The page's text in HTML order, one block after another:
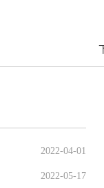
2022-04-01
2022-05-17